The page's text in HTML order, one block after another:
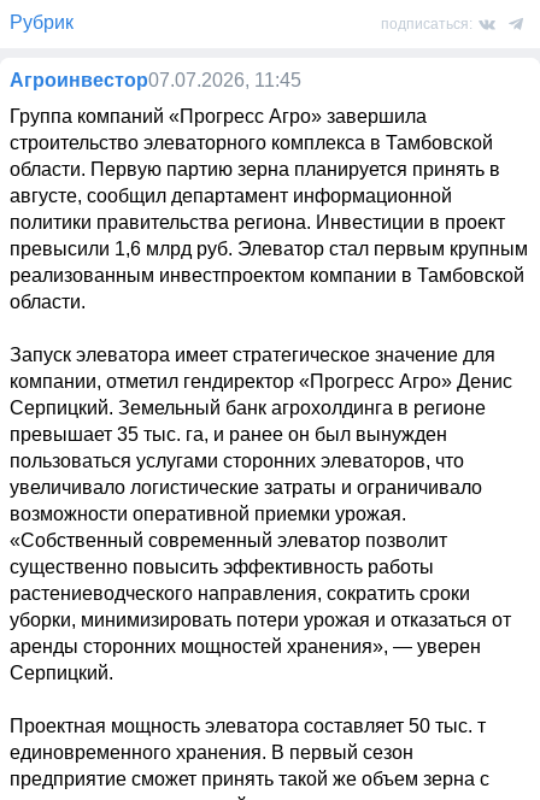
Рубрик подписаться:
Агроинвестор07.07.2026, 11:45
Группа компаний «Прогресс Агро» завершила
строительство элеваторного комплекса в Тамбовской
области. Первую партию зерна планируется принять в
августе, сообщил департамент информационной
политики правительства региона. Инвестиции в проект
превысили 1,6 млрд руб. Элеватор стал первым крупным
реализованным инвестпроектом компании в Тамбовской
области.
Запуск элеватора имеет стратегическое значение для
компании, отметил гендиректор «Прогресс Агро» Денис
Серпицкий. Земельный банк агрохолдинга в регионе
превышает 35 тыс. га, и ранее он был вынужден
пользоваться услугами сторонних элеваторов, что
увеличивало логистические затраты и ограничивало
возможности оперативной приемки урожая.
«Собственный современный элеватор позволит
существенно повысить эффективность работы
растениеводческого направления, сократить сроки
уборки, минимизировать потери урожая и отказаться от
аренды сторонних мощностей хранения», — уверен
Серпицкий.
Проектная мощность элеватора составляет 50 тыс. т
единовременного хранения. В первый сезон
предприятие сможет принять такой же объем зерна с